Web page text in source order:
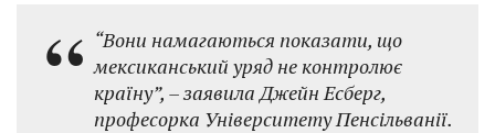
“Вони намагаються показати, що
мексиканський уряд не контролює
країну”, – заявила Джейн Есберг,
професорка Університету Пенсільванії.